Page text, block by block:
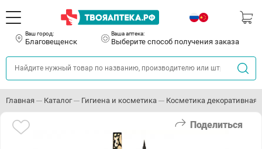
Ваш город:
Благовещенск
Ваша аптека:
Выберите способ получения заказа
Главная Каталог Гигиена и косметика Косметика декоративная
Поделиться